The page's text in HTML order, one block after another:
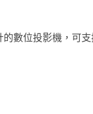
數位投影機，可